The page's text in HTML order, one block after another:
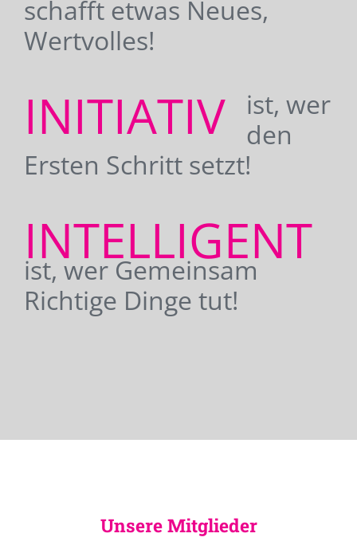
schafft etwas Neues,
Wertvolles!
INITIATIV
ist, wer
den
Ersten Schritt setzt!
INTELLIGENT
ist, wer Gemeinsam
Richtige Dinge tut!
Unsere Mitglieder